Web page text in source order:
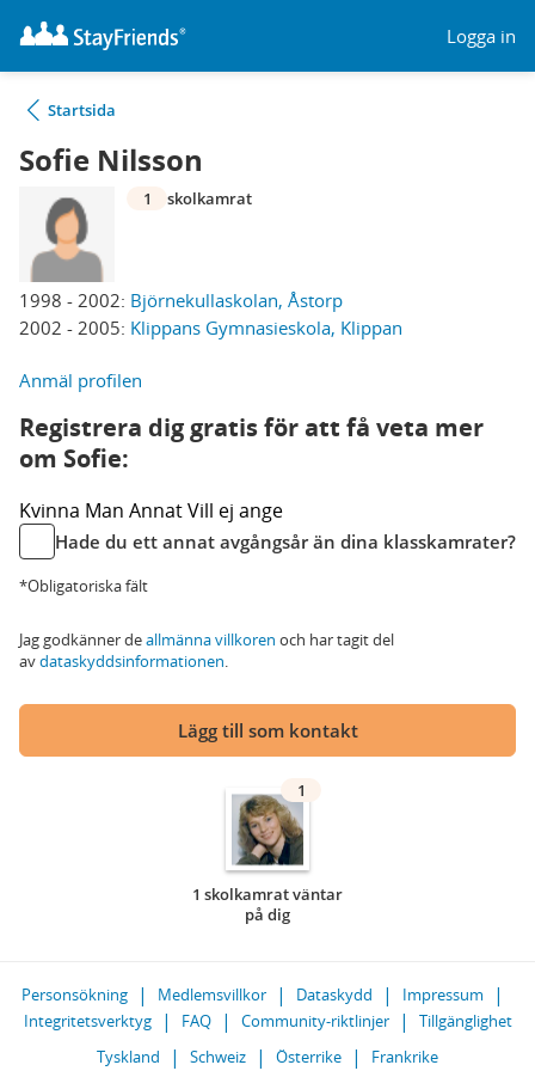
Logga in
Startsida
Sofie Nilsson
1998 - 2002: Björnekullaskolan, Åstorp
2002 - 2005: Klippans Gymnasieskola, Klippan
1 skolkamrat
Anmäl profilen
Registrera dig gratis för att få veta mer
om Sofie:
Kvinna Man AnnatVill ej ange
Hade du ett annat avgångsår än dina klasskamrater?
*Obligatoriska fält
Jag godkänner deallmänna villkoren och har tagit del
avdataskyddsinformationen.
Lägg till som kontakt
1
1 skolkamrat väntar
på dig
Personsökning Medlemsvillkor Dataskydd
Impressum
Integritetsverktyg
FAQ Community-riktlinjer
Tillgänglighet
Tyskland
Schweiz Österrike Frankrike